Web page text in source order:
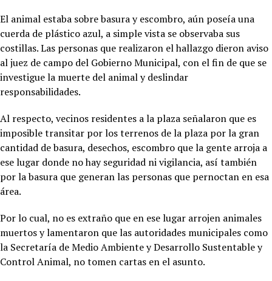
El animal estaba sobre basura y escombro, aún poseía una
cuerda de plástico azul, a simple vista se observaba sus
costillas. Las personas que realizaron el hallazgo dieron aviso
al juez de campo del Gobierno Municipal, con el fin de que se
investigue la muerte del animal y deslindar
responsabilidades.
Al respecto, vecinos residentes a la plaza señalaron que es
imposible transitar por los terrenos de la plaza por la gran
cantidad de basura, desechos, escombro que la gente arroja a
ese lugar donde no hay seguridad ni vigilancia, así también
por la basura que generan las personas que pernoctan en esa
área.
Por lo cual, no es extraño que en ese lugar arrojen animales
muertos y lamentaron que las autoridades municipales como
la Secretaría de Medio Ambiente y Desarrollo Sustentable y
Control Animal, no tomen cartas en el asunto.